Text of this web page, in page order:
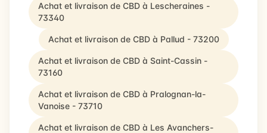
Achat et livraison de CBD à Lescheraines -
73340
Achat et livraison de CBD à Pallud - 73200
Achat et livraison de CBD à Saint-Cassin -
73160
Achat et livraison de CBD à Pralognan-la-
Vanoise - 73710
Achat et livraison de CBD à Les Avanchers-